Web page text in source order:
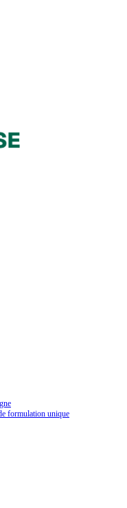
formulation unique